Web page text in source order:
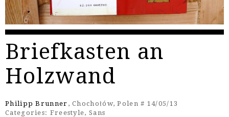
Briefkasten an
Holzwand
Philipp Brunner , Chochołów, Polen # 14/05/13
Categories: Freestyle, Sans